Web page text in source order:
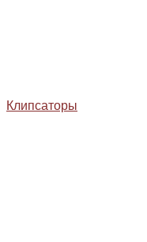
Клипсаторы